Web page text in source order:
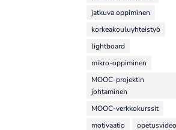
jatkuva oppiminen
korkeakouluyhteistyö
lightboard
mikro-oppiminen
MOOC-projektin
johtaminen
MOOC-verkkokurssit
motivaatio
opetusvideo